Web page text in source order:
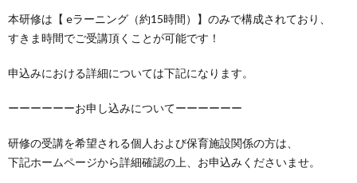
本研修は【 eラーニング（約15時間）】のみで構成されており、
すきま時間でご受講頂くことが可能です！
申込みにおける詳細については下記になります。
ーーーーーーお申し込みについてーーーーーー
研修の受講を希望される個人および保育施設関係の方は、
下記ホームページから詳細確認の上、お申込みくださいませ。